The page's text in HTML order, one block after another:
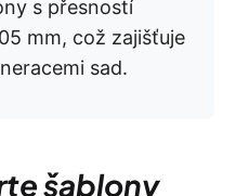
s přesností
mm, což zajišťuje
sad.
šablony